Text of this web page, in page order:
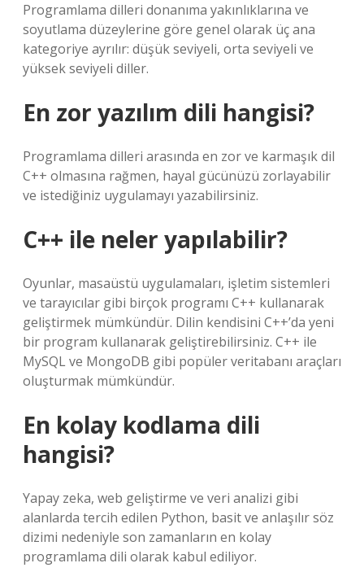
Programlama dilleri donanıma yakınlıklarına ve
soyutlama düzeylerine göre genel olarak üç ana
kategoriye ayrılır: düşük seviyeli, orta seviyeli ve
yüksek seviyeli diller.
En zor yazılım dili hangisi?
Programlama dilleri arasında en zor ve karmaşık dil
C++ olmasına rağmen, hayal gücünüzü zorlayabilir
ve istediğiniz uygulamayı yazabilirsiniz.
C++ ile neler yapılabilir?
Oyunlar, masaüstü uygulamaları, işletim sistemleri
ve tarayıcılar gibi birçok programı C++ kullanarak
geliştirmek mümkündür. Dilin kendisini C++’da yeni
bir program kullanarak geliştirebilirsiniz. C++ ile
MySQL ve MongoDB gibi popüler veritabanı araçları
oluşturmak mümkündür.
En kolay kodlama dili
hangisi?
Yapay zeka, web geliştirme ve veri analizi gibi
alanlarda tercih edilen Python, basit ve anlaşılır söz
dizimi nedeniyle son zamanların en kolay
programlama dili olarak kabul ediliyor.